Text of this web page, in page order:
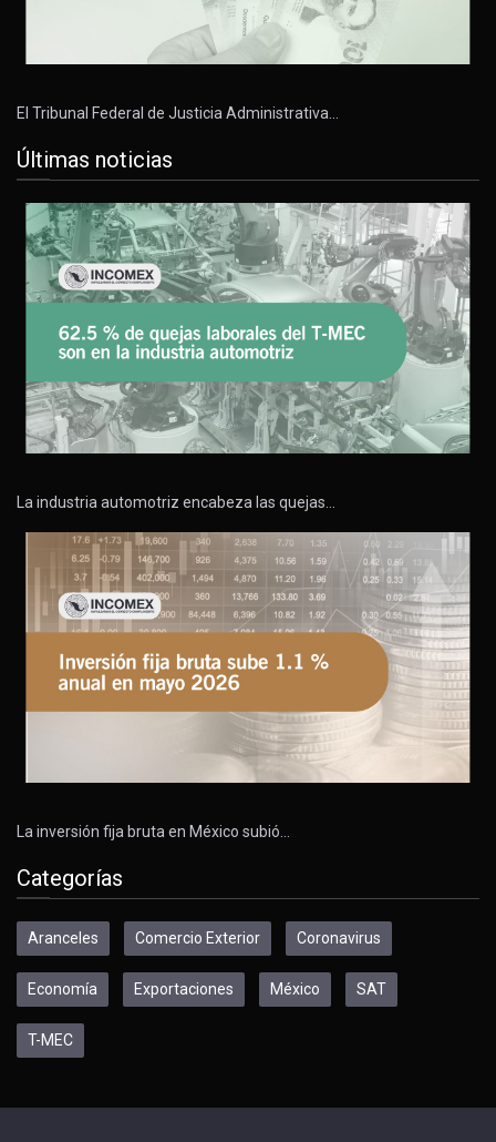
El Tribunal Federal de Justicia Administrativa…
Últimas noticias
La industria automotriz encabeza las quejas…
La inversión fija bruta en México subió…
Categorías
Aranceles Comercio Exterior Coronavirus
Economía Exportaciones México SAT
T-MEC